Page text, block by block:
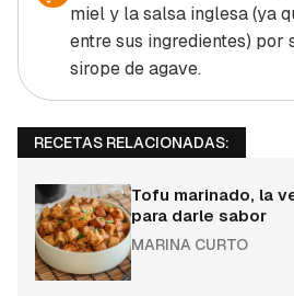
miel y la salsa inglesa (ya
entre sus ingredientes) por
sirope de agave.
RECETAS RELACIONADAS:
Tofu marinado, la
para darle sabor
MARINA CURTO